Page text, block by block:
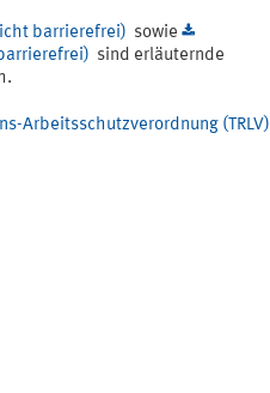
barrierefrei) sowie
sind erläuternde
Arbeitsschutzverordnung (TRLV)